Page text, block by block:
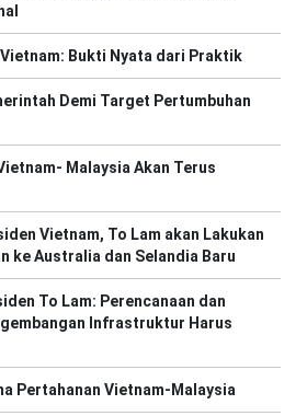
Bukti Nyata dari Praktik
Demi Target Pertumbuhan
Malaysia Akan Terus
Vietnam, To Lam akan Lakukan
ke Australia dan Selandia Baru
To Lam: Perencanaan dan
Infrastruktur Harus
Pertahanan Vietnam-Malaysia